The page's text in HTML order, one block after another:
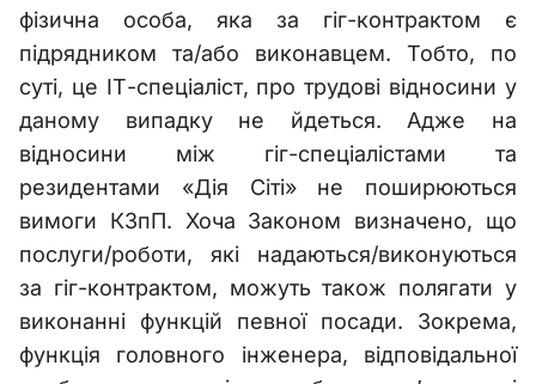
фізична особа, яка за гіг-контрактом є
підрядником та/або виконавцем. Тобто, по
суті, це ІТ-спеціаліст, про трудові відносини у
даному випадку не йдеться. Адже на
відносини між гіг-спеціалістами та
резидентами «Дія Сіті» не поширюються
вимоги КЗпП. Хоча Законом визначено, що
послуги/роботи, які надаються/виконуються
за гіг-контрактом, можуть також полягати у
виконанні функцій певної посади. Зокрема,
функція головного інженера, відповідальної